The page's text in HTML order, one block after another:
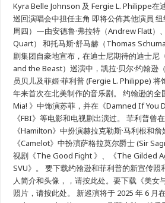
士
尼
《美
女
与
野
兽》
回
归
——
迎
接
的
贝
和
野
兽！
Kyra Belle Johnson 及 Fergie L. Philippe在
巡回演唱会中担任主角 即将公佈其他演員 纽
周四）—由安德鲁·弗拉特（Andrew Flatt）
Quart） 和托马斯·舒马赫（Thomas
剧集团自豪地宣布，在迪士尼期待的迪士尼
and the Beast）巡演中，凯拉·贝尔·约翰逊
员贝儿及菲姬·菲利普 (Fergie L. Philippe)
年来首次在北美制作的音乐剧。 约翰逊的
Mia! 》中饰演苏菲，并在《Damned If You
《FBI》等电影和电视剧出演过。 菲利普曾
《Hamilton》中扮演赫拉克勒斯·马利根和
《Camelot》中扮演萨格拉莫尔爵士 (Sir
视剧《The Good Fight 》、《The Gilded
SVU》。 要下载约翰逊和菲利普的新宣传
人简介和头像，，请按此处。要下载《美女
照片，请按此处。 新巡演将于 2025 年 6 月